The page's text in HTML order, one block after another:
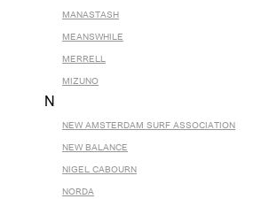
MANASTASH
MEANSWHILE
MERRELL
MIZUNO
N
NEW AMSTERDAM SURF ASSOCIATION
NEW BALANCE
NIGEL CABOURN
NORDA